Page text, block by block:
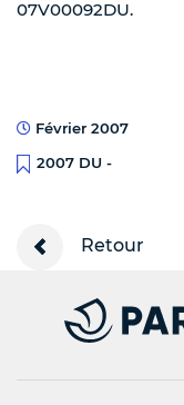
07V00092DU.
Février 2007
2007 DU -
Retour